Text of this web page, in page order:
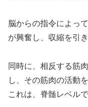
脳からの指令によっ
が興奮し、収縮を引
同時に、相反する筋
し、その筋肉の活動
これは、脊髄レベル